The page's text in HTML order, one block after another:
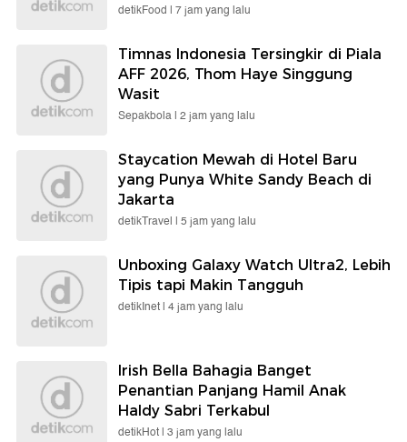
detikFood | 7 jam yang lalu
Timnas Indonesia Tersingkir di Piala
AFF 2026, Thom Haye Singgung
Wasit
Sepakbola | 2 jam yang lalu
Staycation Mewah di Hotel Baru
yang Punya White Sandy Beach di
Jakarta
detikTravel | 5 jam yang lalu
Unboxing Galaxy Watch Ultra2, Lebih
Tipis tapi Makin Tangguh
detikInet | 4 jam yang lalu
Irish Bella Bahagia Banget
Penantian Panjang Hamil Anak
Haldy Sabri Terkabul
detikHot | 3 jam yang lalu